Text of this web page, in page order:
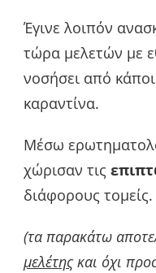
Έγινε λοιπόν
τώρα μελετών με
νοσήσει από
καραντίνα.
Μέσω
χώρισαν τις
διάφορους τομείς.
(τα παρακάτω
μελέτηςκαι όχι